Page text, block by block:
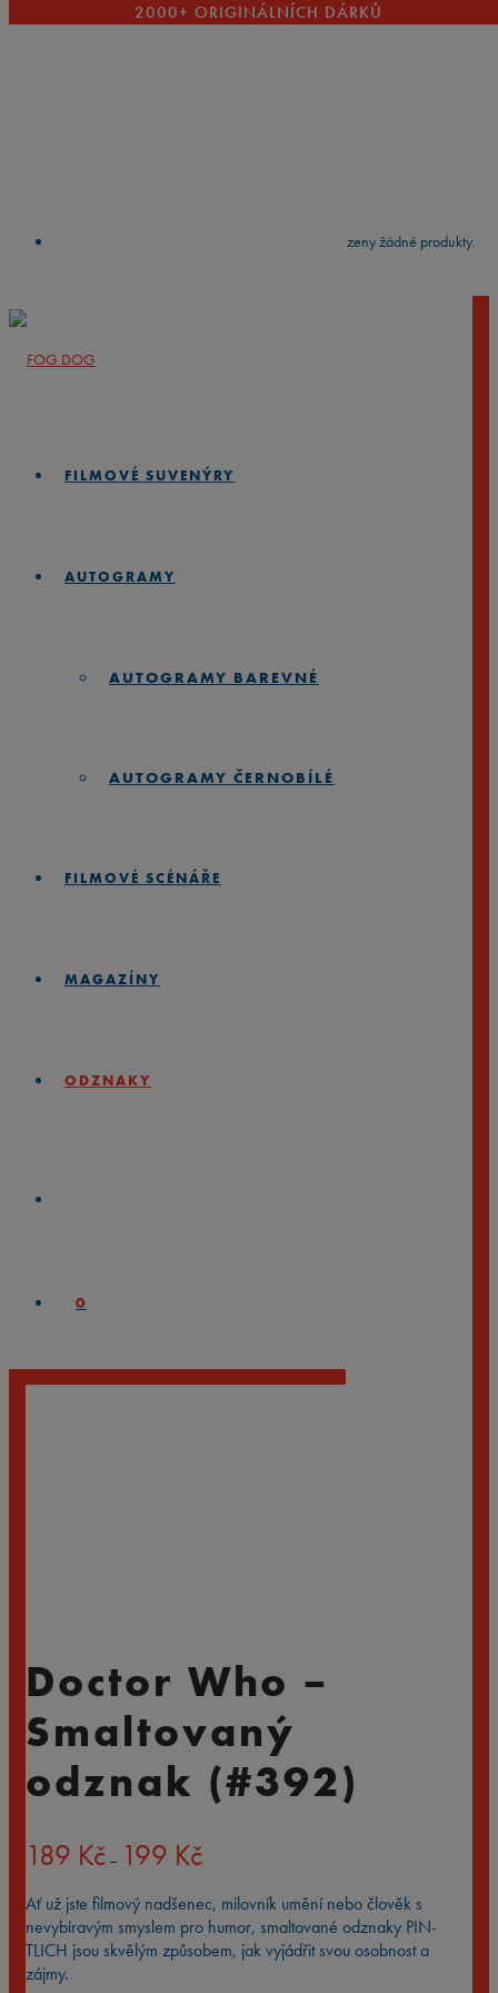
2000+ ORIGINÁLNÍCH DÁRKŮ
FILMOVÉ SUVENÝRY
AUTOGRAMY
AUTOGRAMY BAREVNÉ
AUTOGRAMY ČERNOBÍLÉ
FILMOVÉ SCÉNÁŘE
MAGAZÍNY
ODZNAKY
0
press Nebyly nalezeny žádné produkty.
Doctor Who –
Smaltovaný
odznak (#392)
189 Kč – 199 Kčcen:
až
199 Kč
Ať už jste filmový nadšenec, milovník umění nebo člověk s
nevybíravým smyslem pro humor, smaltované odznaky PIN-
TLICH jsou skvělým způsobem, jak vyjádřit svou osobnost a
zájmy.